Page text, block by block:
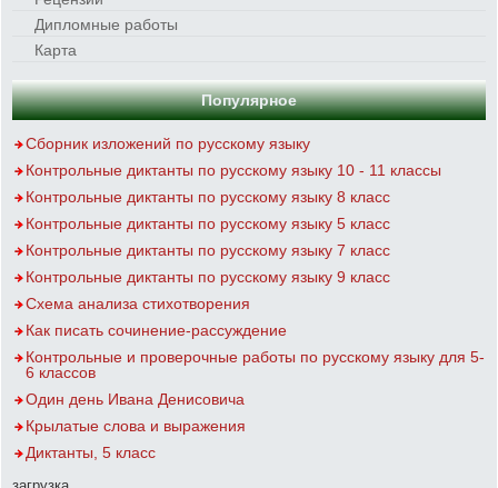
Дипломные работы
Карта
Популярное
Сборник изложений по русскому языку
Контрольные диктанты по русскому языку 10 - 11 классы
Контрольные диктанты по русскому языку 8 класс
Контрольные диктанты по русскому языку 5 класс
Контрольные диктанты по русскому языку 7 класс
Контрольные диктанты по русскому языку 9 класс
Схема анализа стихотворения
Как писать сочинение-рассуждение
Контрольные и проверочные работы по русскому языку для 5-
6 классов
Один день Ивана Денисовича
Крылатые слова и выражения
Диктанты, 5 класс